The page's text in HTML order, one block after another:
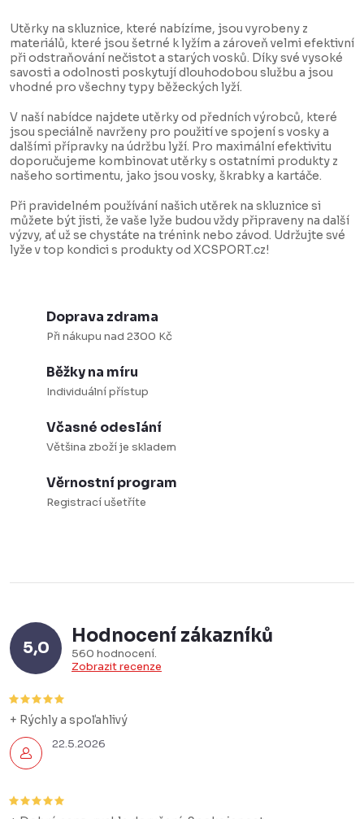
v
l
á
d
a
c
í
p
r
v
k
Utěrky na skluznice, které nabízíme, jsou vyrobeny z
materiálů, které jsou šetrné k lyžím a zároveň velmi efektivní
při odstraňování nečistot a starých vosků. Díky své vysoké
savosti a odolnosti poskytují dlouhodobou službu a jsou
vhodné pro všechny typy běžeckých lyží.
V naší nabídce najdete utěrky od předních výrobců, které
jsou speciálně navrženy pro použití ve spojení s vosky a
dalšími přípravky na údržbu lyží. Pro maximální efektivitu
doporučujeme kombinovat utěrky s ostatními produkty z
našeho sortimentu, jako jsou vosky, škrabky a kartáče.
Při pravidelném používání našich utěrek na skluznice si
můžete být jisti, že vaše lyže budou vždy připraveny na další
výzvy, ať už se chystáte na trénink nebo závod. Udržujte své
lyže v top kondici s produkty od XCSPORT.cz!
Doprava zdrama
Při nákupu nad 2300 Kč
Běžky na míru
Individuální přístup
Včasné odeslání
Většina zboží je skladem
Věrnostní program
Registrací ušetříte
5,0
Hodnocení zákazníků
560 hodnocení
Zobrazit recenze
22.5.2026
+ Rýchly a spoľahlivý